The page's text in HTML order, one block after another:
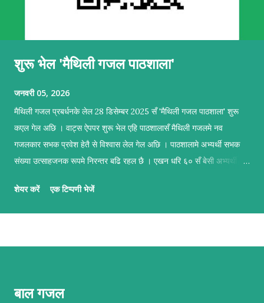
शुरू भेल 'मैथिली गजल पाठशाला'
जनवरी 05, 2026
मैथिली गजल प्रबर्धनके लेल 28 डिसेम्बर 2025 सँ 'मैथिली गजल पाठशाला' शुरू
कएल गेल अछि । वाट्स ऐपपर शुरू भेल एहि पाठशालासँ मैथिली गजलमे नव
गजलकार सभक प्रवेश हेतै से विश्वास लेल गेल अछि । पाठशालामे अभ्यर्थी सभक
संख्या उत्साहजनक रूपमे निरन्तर बढि रहल छै । एखन धरि ६० सँ बेसी अभ्यर्थी सब
कार्यमे आशीष अनचिनहार, कुन्दन कुमार कर्ण आ अभिलाष ठाकुर उल्लेखनीय काज
'मैथिली गजल पाठशाला'सँ जुटू
शेयर करें एक टिप्पणी भेजें
बाल गजल